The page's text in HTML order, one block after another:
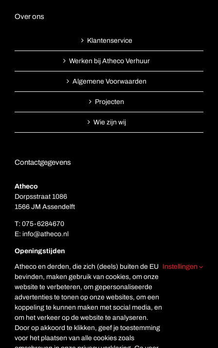
Over ons
Klantenservice
Werken bij Atheco Verhuur
Algemene Voorwaarden
Projecten
Wie zijn wij
Contactgegevens
Atheco
Dorpsstraat 1086
1566 JM Assendelft
T: 075-6284670
E: info@atheco.nl
Openingstijden
Za: Gesloten
Zo. Gesloten
Atheco en derden, die zich (deels) buiten de EU
bevinden, maken gebruik van cookies, om onze
website te verbeteren, om gepersonaliseerde
advertenties te tonen op onze websites, om een
koppeling te kunnen maken met social media, en
om het verkeer op de website te analyseren.
Door op akkoord te klikken, geef je toestemming
voor het plaatsen van alle cookies zoals
Instellingen